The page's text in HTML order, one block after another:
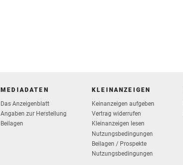
MEDIADATEN
Das Anzeigenblatt
Angaben zur Herstellung
Beilagen
KLEINANZEIGEN
Keinanzeigen aufgeben
Vertrag widerrufen
Kleinanzeigen lesen
Nutzungsbedingungen
Beilagen / Prospekte
Nutzungsbedingungen